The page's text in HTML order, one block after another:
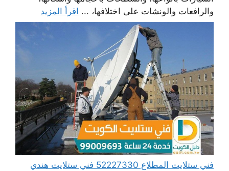
والرافعات والونشات على اختلافها، ... اقرأ المزيد
فني ستلايت المطلاع 52227330 فني ستلايت هندي